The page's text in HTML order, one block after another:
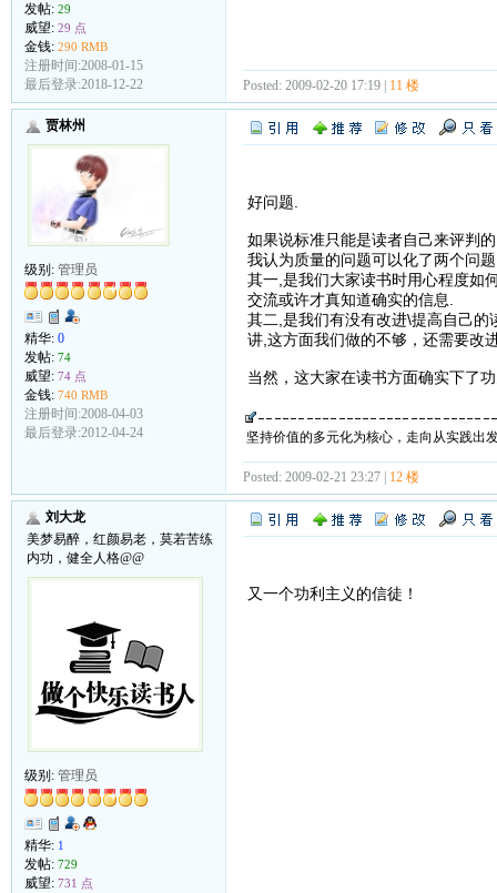
发帖: 29
威望: 29 点
金钱: 290 RMB
注册时间:2008-01-15
最后登录:2018-12-22
Posted: 2009-02-20 17:19 | 11 楼
贾林州
级别: 管理员
精华: 0
发帖: 74
威望: 74 点
金钱: 740 RMB
注册时间:2008-04-03
最后登录:2012-04-24
好问题.
如果说标准只能是读者自己来评判
我认为质量的问题可以化了两个问
其一,是我们大家读书时用心程度如
交流或许才真知道确实的信息.
其二,是我们有没有改进\提高自己
讲,这方面我们做的不够，还需要改
当然，这大家在读书方面确实下了
坚持价值的多元化为核心，走向从实践出
Posted: 2009-02-21 23:27 | 12 楼
刘大龙
美梦易醉，红颜易老，莫若苦练
内功，健全人格@@
级别: 管理员
精华: 1
发帖: 729
威望: 731 点
又一个功利主义的信徒！